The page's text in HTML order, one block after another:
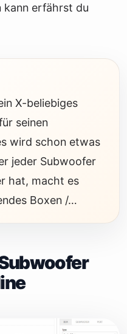
kann erfährst du
X-beliebiges
seinen
wird schon etwas
jeder Subwoofer
hat, macht es
Boxen /…